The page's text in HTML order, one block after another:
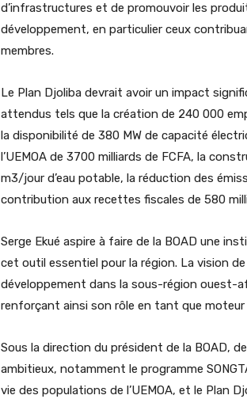
d’infrastructures et de promouvoir les
développement, en particulier ceux
membres.
Le Plan Djoliba devrait avoir un impact
attendus tels que la création de 240 000
la disponibilité de 380 MW de capacité
l’UEMOA de 3700 milliards de FCFA, la
m3/jour d’eau potable, la réduction des
contribution aux recettes fiscales de 580
Serge Ekué aspire à faire de la BOAD une
cet outil essentiel pour la région. La vision
développement dans la sous-région ouest-
renforçant ainsi son rôle en tant que
Sous la direction du président de la BOAD,
ambitieux, notamment le programme
vie des populations de l’UEMOA, et le Plan